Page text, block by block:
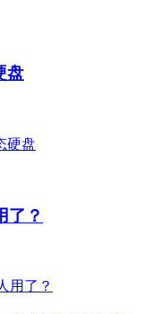
盘
了？